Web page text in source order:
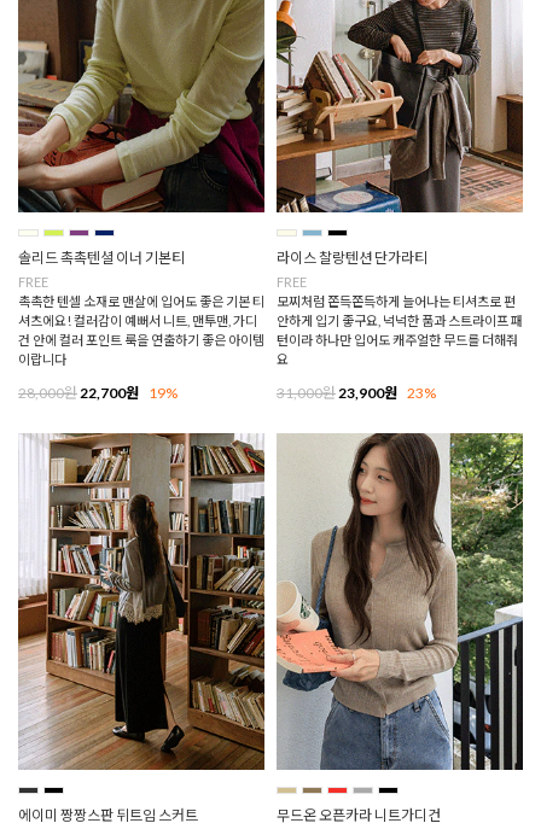
솔리드 촉촉텐셜 이너 기본티
FREE
촉촉한 텐셀 소재로 맨살에 입어도 좋은 기본 티
셔츠에요! 컬러감이 예뻐서 니트, 맨투맨, 가디
건 안에 컬러 포인트 룩을 연출하기 좋은 아이템
이랍니다
28,000원22,700원 19%
라이스 찰랑텐션 단가라티
FREE
모찌처럼 쫀득쫀득하게 늘어나는 티셔츠로 편
안하게 입기 좋구요, 넉넉한 품과 스트라이프 패
턴이라 하나만 입어도 캐주얼한 무드를 더해줘
요
31,000원23,900원 23%
에이미 짱짱스판 뒤트임 스커트 무드온 오픈카라 니트가디건